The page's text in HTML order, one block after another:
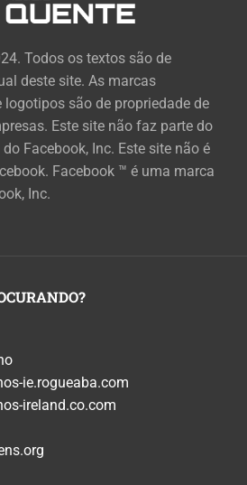
Todos os textos são de
deste site. As marcas
logotipos são de propriedade de
Este site não faz parte do
Facebook, Inc. Este site não é
Facebook ™ é uma marca
Inc.
ie.rogueaba.com
ireland.co.com